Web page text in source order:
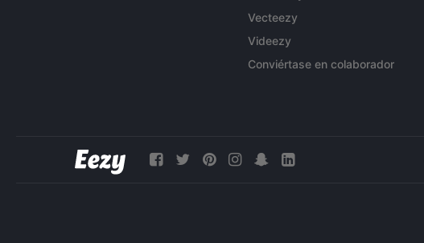
Vecteezy
Videezy
Conviértase en colaborador